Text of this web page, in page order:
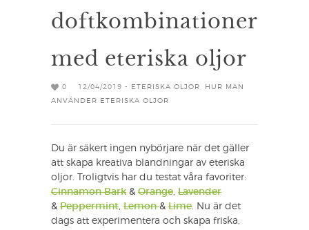
doftkombinationer
med eteriska oljor
0 12/04/2019 - ETERISKA OLJOR
HUR MAN
ANVÄNDER ETERISKA OLJOR
Du är säkert ingen nybörjare när det gäller
att skapa kreativa blandningar av eteriska
oljor. Troligtvis har du testat våra favoriter:
Cinnamon Bark & Orange, Lavender
& Peppermint, Lemon& Lime. Nu är det
dags att experimentera och skapa friska,